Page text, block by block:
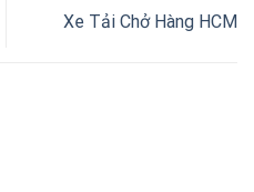
Xe Tải Chở Hàng HCM